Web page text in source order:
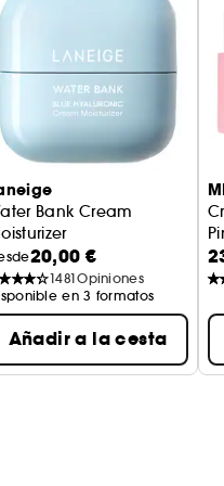
Rica
Bank Cream
Hidratante
20,00 €
1481Opiniones
en 3 formatos
Añadir a la cesta